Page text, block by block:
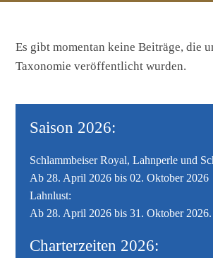
Es gibt momentan keine Beiträge, die
Taxonomie veröffentlicht wurden.
Saison 2026:
Schlammbeiser Royal, Lahnperle und
Ab 28. April 2026 bis 02. Oktober 2026
Lahnlust:
Ab 28. April 2026 bis 31. Oktober 2026.
Charterzeiten 2026: